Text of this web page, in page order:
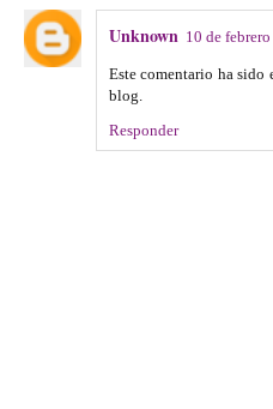
Unknown 10 de
Este comentario ha
blog.
Responder